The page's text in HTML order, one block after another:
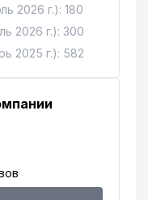
2026 г.): 180
2026 г.): 300
2025 г.): 582